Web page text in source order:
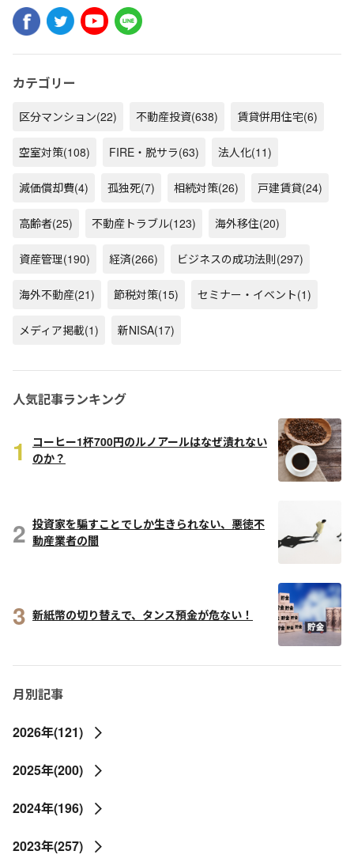
カテゴリー
区分マンション(22) 不動産投資(638) 賃貸併用住宅(6)
空室対策(108) FIRE・脱サラ(63) 法人化(11)
減価償却費(4) 孤独死(7) 相続対策(26) 戸建賃貸(24)
高齢者(25) 不動産トラブル(123) 海外移住(20)
資産管理(190) 経済(266) ビジネスの成功法則(297)
海外不動産(21) 節税対策(15) セミナー・イベント(1)
メディア掲載(1) 新NISA(17)
人気記事ランキング
1
コーヒー1杯700円のルノアールはなぜ潰れない
のか？
2 投資家を騙すことでしか生きられない、悪徳不
動産業者の闇
3 新紙幣の切り替えで、タンス預金が危ない！
月別記事
2026年(121)
2025年(200)
2024年(196)
2023年(257)